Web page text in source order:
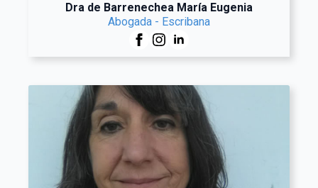
Dra de Barrenechea María Eugenia
Abogada - Escribana